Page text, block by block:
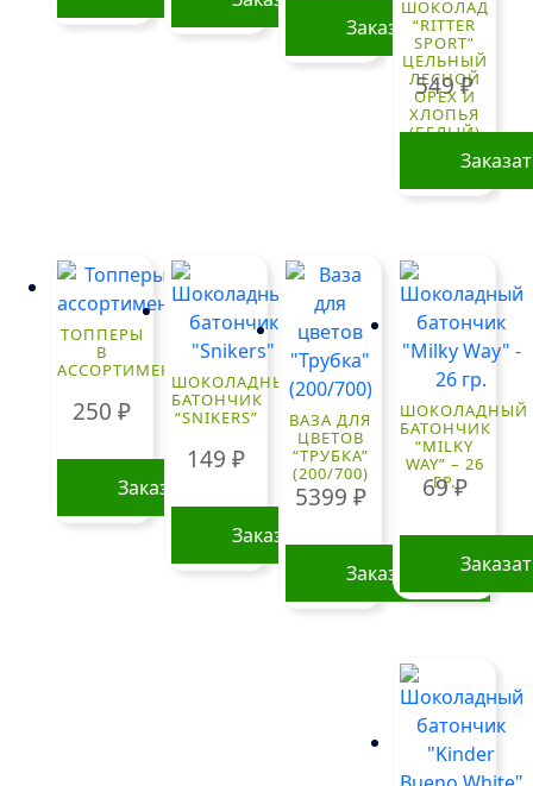
Заказать
ШОКОЛАД
“RITTER
SPORT”
ЦЕЛЬНЫЙ
ЛЕСНОЙ
ОРЕХ И
ХЛОПЬЯ
(БЕЛЫЙ)
100 ГР.
549₽
ТОППЕРЫ
В
АССОРТИМЕНТЕ
250₽
Заказать
ШОКОЛАДНЫЙ
БАТОНЧИК
“SNIKERS”
149₽
Заказать
ВАЗА ДЛЯ
ЦВЕТОВ
“ТРУБКА”
(200/700)
5399 ₽
Заказать
ШОКОЛАДНЫЙ
БАТОНЧИК
“MILKY
WAY” – 26
ГР.
69₽